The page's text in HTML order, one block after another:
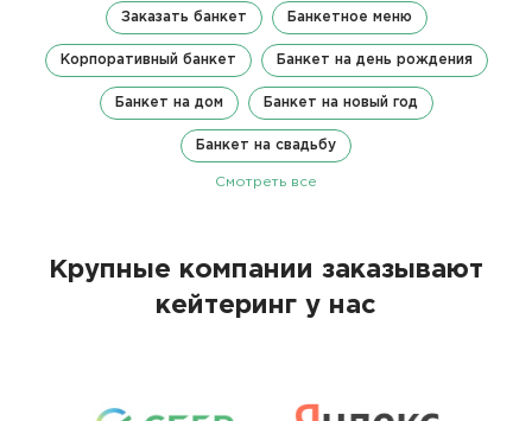
Заказать банкет Банкетное меню
Корпоративный банкет Банкет на день рождения
Банкет на дом Банкет на новый год
Банкет на свадьбу
Смотреть все
Крупные компании заказывают
кейтеринг у нас